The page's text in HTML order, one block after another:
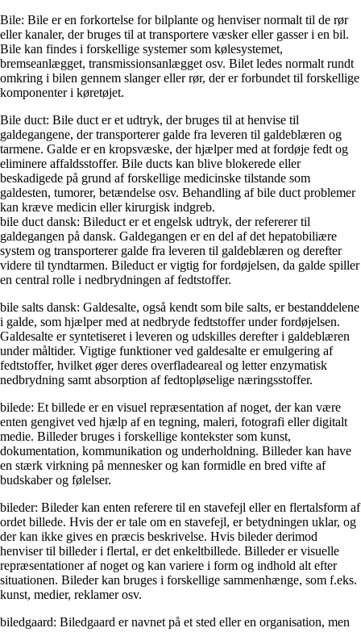
Bile: Bile er en forkortelse for bilplante og henviser normalt til de rør
eller kanaler, der bruges til at transportere væsker eller gasser i en bil.
Bile kan findes i forskellige systemer som kølesystemet,
bremseanlægget, transmissionsanlægget osv. Bilet ledes normalt rundt
omkring i bilen gennem slanger eller rør, der er forbundet til forskellige
komponenter i køretøjet.
Bile duct: Bile duct er et udtryk, der bruges til at henvise til
galdegangene, der transporterer galde fra leveren til galdeblæren og
tarmene. Galde er en kropsvæske, der hjælper med at fordøje fedt og
eliminere affaldsstoffer. Bile ducts kan blive blokerede eller
beskadigede på grund af forskellige medicinske tilstande som
galdesten, tumorer, betændelse osv. Behandling af bile duct problemer
kan kræve medicin eller kirurgisk indgreb.
bile duct dansk: Bileduct er et engelsk udtryk, der refererer til
galdegangen på dansk. Galdegangen er en del af det hepatobiliære
system og transporterer galde fra leveren til galdeblæren og derefter
videre til tyndtarmen. Bileduct er vigtig for fordøjelsen, da galde spiller
en central rolle i nedbrydningen af fedtstoffer.
bile salts dansk: Galdesalte, også kendt som bile salts, er bestanddelene
i galde, som hjælper med at nedbryde fedtstoffer under fordøjelsen.
Galdesalte er syntetiseret i leveren og udskilles derefter i galdeblæren
under måltider. Vigtige funktioner ved galdesalte er emulgering af
fedtstoffer, hvilket øger deres overfladeareal og letter enzymatisk
nedbrydning samt absorption af fedtopløselige næringsstoffer.
bilede: Et billede er en visuel repræsentation af noget, der kan være
enten gengivet ved hjælp af en tegning, maleri, fotografi eller digitalt
medie. Billeder bruges i forskellige kontekster som kunst,
dokumentation, kommunikation og underholdning. Billeder kan have
en stærk virkning på mennesker og kan formidle en bred vifte af
budskaber og følelser.
bileder: Bileder kan enten referere til en stavefejl eller en flertalsform af
ordet billede. Hvis der er tale om en stavefejl, er betydningen uklar, og
der kan ikke gives en præcis beskrivelse. Hvis bileder derimod
henviser til billeder i flertal, er det enkeltbillede. Billeder er visuelle
repræsentationer af noget og kan variere i form og indhold alt efter
situationen. Bileder kan bruges i forskellige sammenhænge, som f.eks.
kunst, medier, reklamer osv.
biledgaard: Biledgaard er navnet på et sted eller en organisation, men